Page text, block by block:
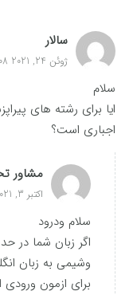
سالار
ژوئن 24, 2021 6:08 ق.ظ
سلام
ایا برای رشته های
اجباری است؟
مشاور
اکتبر 3, 2021 12:23 ب.ظ
سلام ودرود
اگر زبان شما
وشیمی به زبان
برای ازمون ورودی